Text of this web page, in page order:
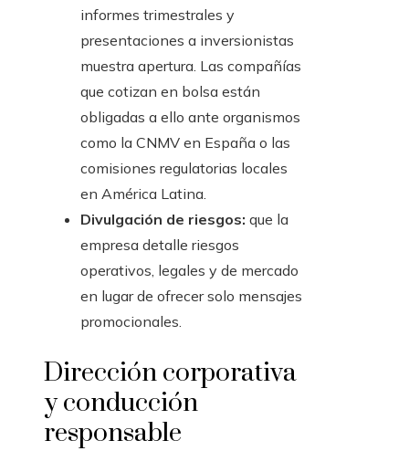
informes trimestrales y
presentaciones a inversionistas
muestra apertura. Las compañías
que cotizan en bolsa están
obligadas a ello ante organismos
como la CNMV en España o las
comisiones regulatorias locales
en América Latina.
Divulgación de riesgos: que la
empresa detalle riesgos
operativos, legales y de mercado
en lugar de ofrecer solo mensajes
promocionales.
Dirección corporativa
y conducción
responsable